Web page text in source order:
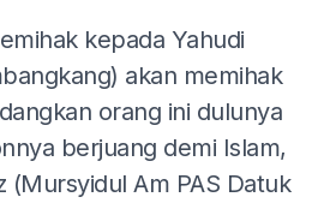
kepada Yahudi
akan memihak
orang ini dulunya
berjuang demi Islam,
(Mursyidul Am PAS Datuk